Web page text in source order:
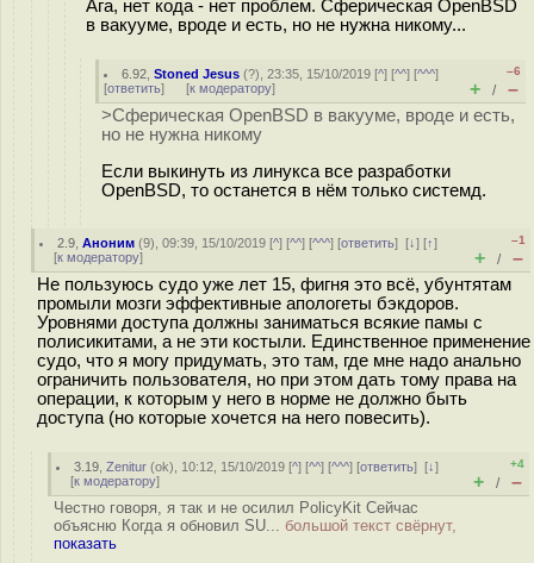
Ага, нет кода - нет проблем. Сферическая OpenBSD
в вакууме, вроде и есть, но не нужна никому...
6.92 ,Stoned Jesus (?), 23:35, 15/10/2019 [^] [^^] [^^^]
[ответить] [к модератору]
–6
+ / –
>Сферическая OpenBSD в вакууме, вроде и есть,
но не нужна никому
Если выкинуть из линукса все разработки
OpenBSD, то останется в нём только системд.
2.9 ,Аноним (9), 09:39, 15/10/2019 [^] [^^] [^^^] [ответить][↓] [↑]
[к модератору]
–1
+ / –
Не пользуюсь судо уже лет 15, фигня это всё, убунтятам
промыли мозги эффективные апологеты бэкдоров.
Уровнями доступа должны заниматься всякие памы с
полисикитами, а не эти костыли. Единственное применение
судо, что я могу придумать, это там, где мне надо анально
ограничить пользователя, но при этом дать тому права на
операции, к которым у него в норме не должно быть
доступа (но которые хочется на него повесить).
3.19 ,Zenitur (ok), 10:12, 15/10/2019 [^] [^^] [^^^] [ответить][↓]
[к модератору]
+4
+ / –
Честно говоря, я так и не осилил PolicyKit Сейчас
объясню Когда я обновил SU... большой текст свёрнут,
показать